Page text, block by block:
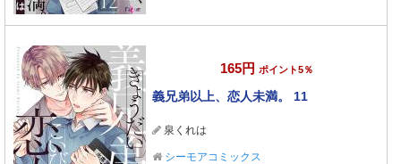
165円 ポイント5％
義兄弟以上、恋人未満。 11
泉くれは
シーモアコミックス